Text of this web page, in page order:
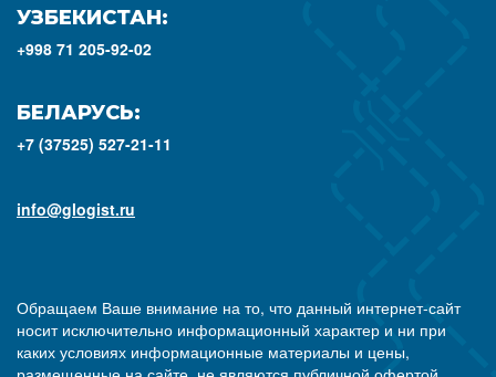
УЗБЕКИСТАН:
+998 71 205-92-02
БЕЛАРУСЬ:
+7 (37525) 527-21-11
info@glogist.ru
Обращаем Ваше внимание на то, что данный интернет-сайт
носит исключительно информационный характер и ни при
каких условиях информационные материалы и цены,